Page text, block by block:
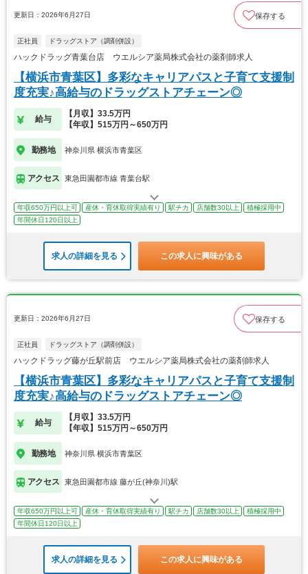
更新日：2026年6月27日 保存する
正社員 ドラッグストア（調剤併設）
ハックドラッグ青葉台店 ウエルシア薬局株式会社の薬剤師求人
【横浜市青葉区】多彩なキャリアパスと子育て支援制
度充実♪高給与のドラッグストアチェーン◎
給与
【月収】33.5万円
【年収】515万円～650万円
勤務地 神奈川県 横浜市青葉区
アクセス 東急田園都市線 青葉台駅
年収650万円以上可 産休・育休取得実績有り 駅チカ 店舗数30以上
積極採用中
年間休日120日以上
求人の詳細を見る この求人に興味がある
更新日：2026年6月27日 保存する
正社員 ドラッグストア（調剤併設）
ハックドラッグ藤が丘駅前店 ウエルシア薬局株式会社の薬剤師求人
【横浜市青葉区】多彩なキャリアパスと子育て支援制
度充実♪高給与のドラッグストアチェーン◎
給与
【月収】33.5万円
【年収】515万円～650万円
勤務地 神奈川県 横浜市青葉区
アクセス 東急田園都市線 藤が丘(神奈川)駅
年収650万円以上可 産休・育休取得実績有り 駅チカ 店舗数30以上
積極採用中
年間休日120日以上
求人の詳細を見る この求人に興味がある